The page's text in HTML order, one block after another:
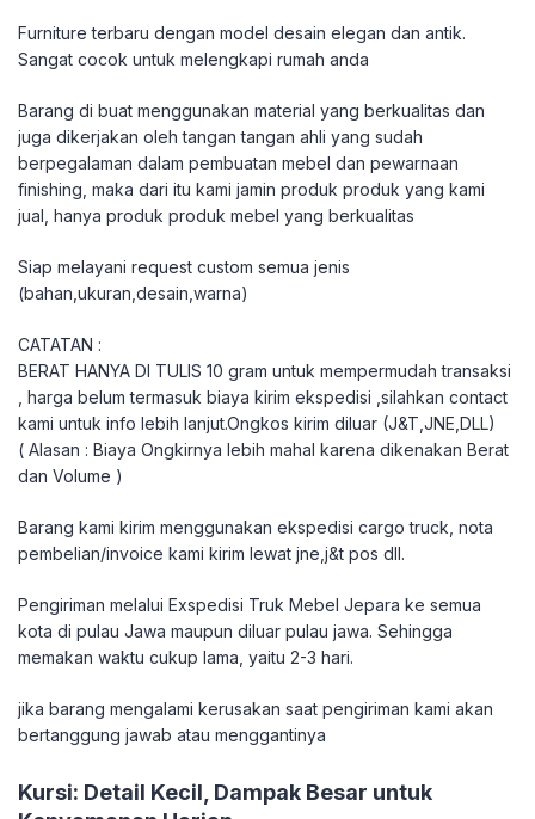
Furniture terbaru dengan model desain elegan dan antik.
Sangat cocok untuk melengkapi rumah anda
Barang di buat menggunakan material yang berkualitas dan
juga dikerjakan oleh tangan tangan ahli yang sudah
berpegalaman dalam pembuatan mebel dan pewarnaan
finishing, maka dari itu kami jamin produk produk yang kami
jual, hanya produk produk mebel yang berkualitas
Siap melayani request custom semua jenis
(bahan,ukuran,desain,warna)
CATATAN :
BERAT HANYA DI TULIS 10 gram untuk mempermudah transaksi
, harga belum termasuk biaya kirim ekspedisi ,silahkan contact
kami untuk info lebih lanjut.Ongkos kirim diluar (J&T,JNE,DLL)
( Alasan : Biaya Ongkirnya lebih mahal karena dikenakan Berat
dan Volume )
Barang kami kirim menggunakan ekspedisi cargo truck, nota
pembelian/invoice kami kirim lewat jne,j&t pos dll.
Pengiriman melalui Exspedisi Truk Mebel Jepara ke semua
kota di pulau Jawa maupun diluar pulau jawa. Sehingga
memakan waktu cukup lama, yaitu 2-3 hari.
jika barang mengalami kerusakan saat pengiriman kami akan
bertanggung jawab atau menggantinya
Kursi: Detail Kecil, Dampak Besar untuk